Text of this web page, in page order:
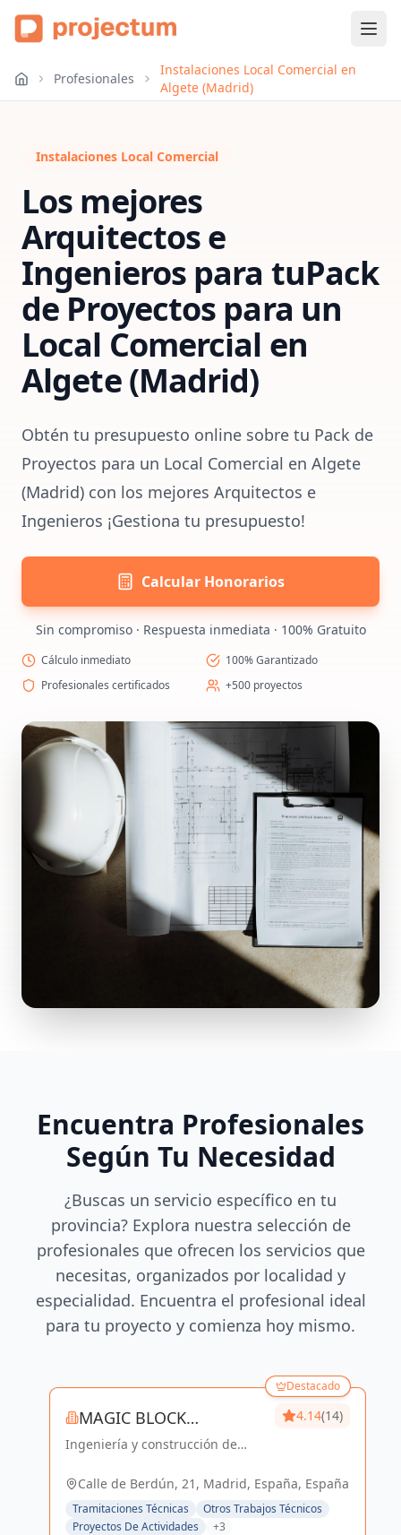
Profesionales
Instalaciones Local Comercial en
Algete (Madrid)
Instalaciones Local Comercial
Los mejores
Arquitectos e
Ingenieros para tuPack
de Proyectos para un
Local Comercial en
Algete (Madrid)
Obtén tu presupuesto online sobre tu Pack de
Proyectos para un Local Comercial en Algete
(Madrid) con los mejores Arquitectos e
Ingenieros ¡Gestiona tu presupuesto!
Calcular Honorarios
Sin compromiso · Respuesta inmediata · 100% Gratuito
Cálculo inmediato
100% Garantizado
Profesionales certificados
+500 proyectos
Encuentra Profesionales
Según Tu Necesidad
¿Buscas un servicio específico en tu
provincia? Explora nuestra selección de
profesionales que ofrecen los servicios que
necesitas, organizados por localidad y
especialidad. Encuentra el profesional ideal
para tu proyecto y comienza hoy mismo.
Destacado
MAGIC BLOCK
ENGINEERS
Ingeniería y construcción de
en Madrid y Sevilla La Nueva.
4.14(14)
Calle de Berdún, 21, Madrid, España, España
Tramitaciones Técnicas
Otros Trabajos Técnicos
Proyectos De Actividades
+3